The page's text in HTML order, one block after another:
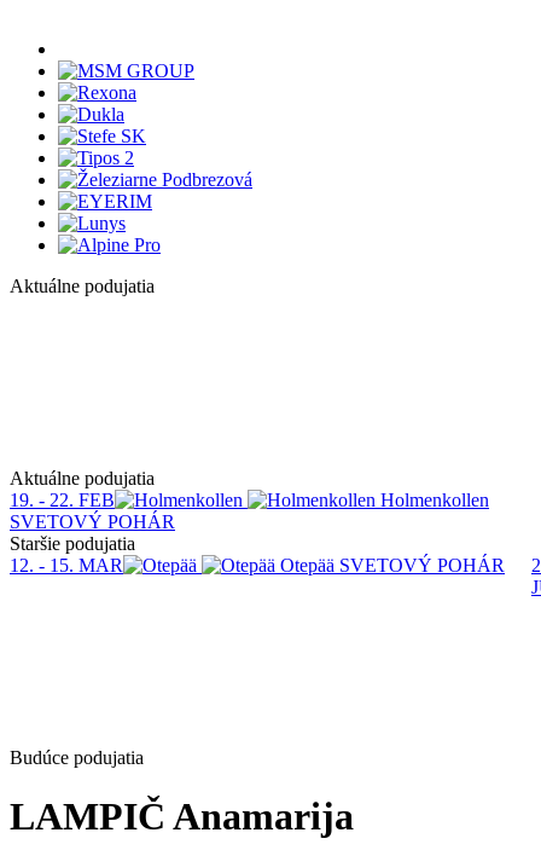
Aktuálne podujatia
Aktuálne podujatia
19. - 22. FEB
Holmenkollen
SVETOVÝ POHÁR
Staršie podujatia
12. - 15. MAR
Otepää SVETOVÝ POHÁR
Budúce podujatia
LAMPIČ Anamarija